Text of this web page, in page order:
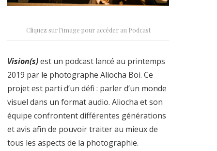
Cliquez sur l’image pour accéder au Podcast
Vision(s)est un podcast lancé au printemps
2019 par le photographe Aliocha Boi. Ce
projet est parti d’un défi : parler d’un monde
visuel dans un format audio. Aliocha et son
équipe confrontent différentes générations
et avis afin de pouvoir traiter au mieux de
tous les aspects de la photographie.